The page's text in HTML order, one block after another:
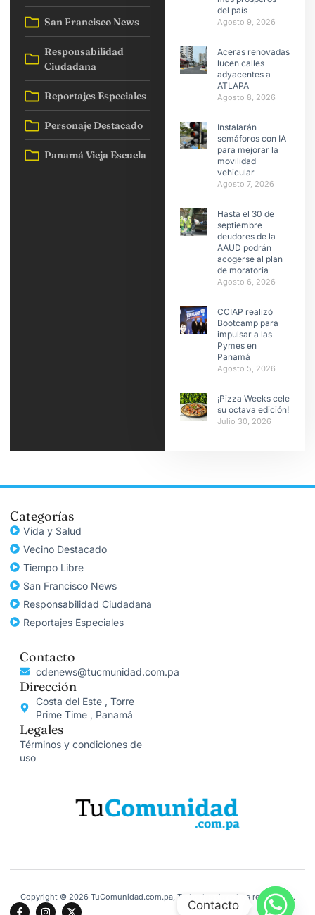
San Francisco News
Responsabilidad
Ciudadana
Reportajes Especiales
Personaje Destacado
Panamá Vieja Escuela
del país
Agosto 9, 2026
Aceras renovadas
lucen calles
adyacentes a
ATLAPA
Agosto 8, 2026
Instalarán
semáforos con IA
para mejorar la
movilidad
vehicular
Agosto 7, 2026
Hasta el 30 de
septiembre
deudores de la
AAUD podrán
acogerse al plan
de moratoria
Agosto 6, 2026
CCIAP realizó
Bootcamp para
impulsar a las
Pymes en
Panamá
Agosto 5, 2026
¡Pizza Weeks celebra
su octava edición!
Julio 30, 2026
Categorías
Vida y Salud
Vecino Destacado
Tiempo Libre
San Francisco News
Responsabilidad Ciudadana
Reportajes Especiales
Contacto
cdenews@tucmunidad.com.pa
Dirección
Costa del Este , Torre
Prime Time , Panamá
Legales
Términos y condiciones de
uso
Copyright © 2026 TuComunidad.com.pa, Todos los derechos reservados.
Contacto